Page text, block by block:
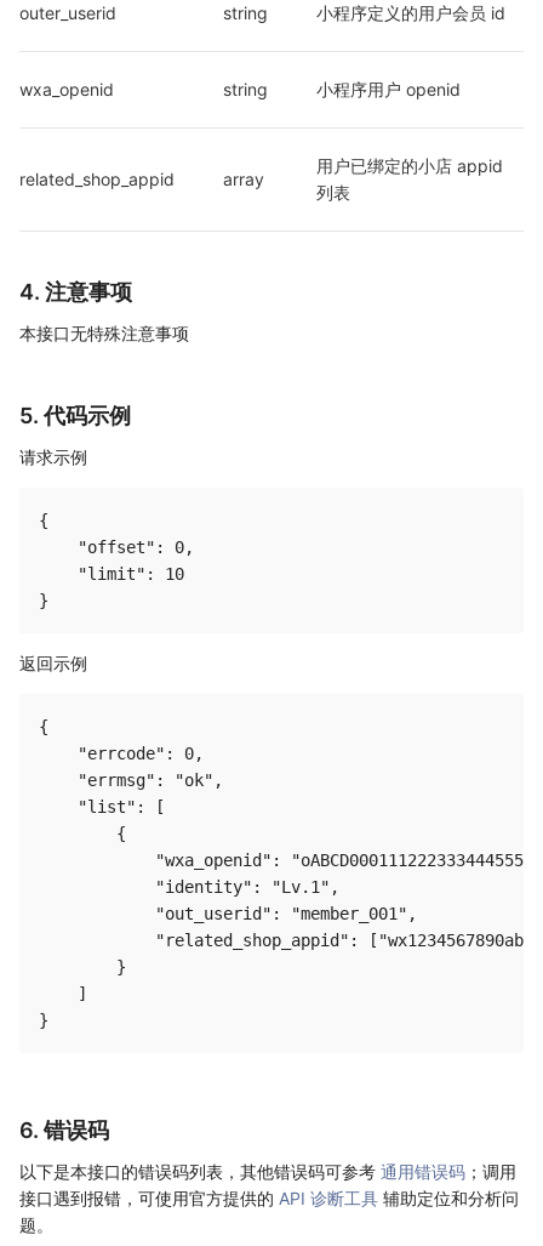
outer_userid string 小程序定义的用户会员 id
wxa_openid string 小程序用户 openid
related_shop_appid array
用户已绑定的小店 appid
列表
4. 注意事项
本接口无特殊注意事项
5. 代码示例
请求示例
{
    "offset": 0,
    "limit": 10
返回示例
{
    "errcode": 0,
    "errmsg": "ok",
    "list": [
        {
"wxa_openid":
            "identity": "Lv.1",
            "out_userid": "member_001",
"related_shop_appid":
        }
    ]
6. 错误码
以下是本接口的错误码列表，其他错误码可参考 通用错误码 ；调用
接口遇到报错，可使用官方提供的 API 诊断工具 辅助定位和分析问
题。